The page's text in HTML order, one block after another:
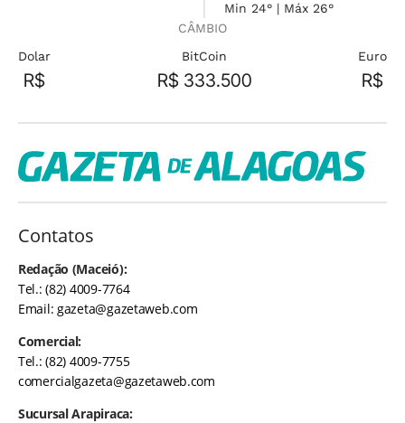
Min 24° | Máx 26°
CÂMBIO
Dolar
R$
BitCoin
R$ 333.500
Euro
R$
Contatos
Redação (Maceió):
Tel.: (82) 4009-7764
Email:gazeta@gazetaweb.com
Comercial:
Tel.: (82) 4009-7755
comercialgazeta@gazetaweb.com
Sucursal Arapiraca: